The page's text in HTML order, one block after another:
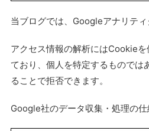
当ブログでは、Googleアナリテ
アクセス情報の解析にはCookie
ており、個人を特定するもので
ることで拒否できます。
Google社のデータ収集・処理の仕